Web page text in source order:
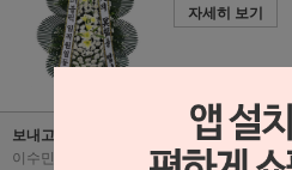
자세히 보기
보내고 나서 현장 사진 문자로 보내주시니까
이수민 2026-07-09 | 조회수 10